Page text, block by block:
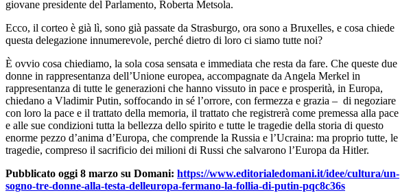
giovane presidente del Parlamento, Roberta Metsola.
Ecco, il corteo è già lì, sono già passate da Strasburgo, ora sono a Bruxelles, e cosa chiede
questa delegazione innumerevole, perché dietro di loro ci siamo tutte noi?
È ovvio cosa chiediamo, la sola cosa sensata e immediata che resta da fare. Che queste due
donne in rappresentanza dell’Unione europea, accompagnate da Angela Merkel in
rappresentanza di tutte le generazioni che hanno vissuto in pace e prosperità, in Europa,
chiedano a Vladimir Putin, soffocando in sé l’orrore, con fermezza e grazia – di negoziare
con loro la pace e il trattato della memoria, il trattato che registrerà come premessa alla pace
e alle sue condizioni tutta la bellezza dello spirito e tutte le tragedie della storia di questo
enorme pezzo d’anima d’Europa, che comprende la Russia e l’Ucraina: ma proprio tutte, le
tragedie, compreso il sacrificio dei milioni di Russi che salvarono l’Europa da Hitler.
Pubblicato oggi 8 marzo su Domani: https://www.editorialedomani.it/idee/cultura/un-
sogno-tre-donne-alla-testa-delleuropa-fermano-la-follia-di-putin-pqc8c36s